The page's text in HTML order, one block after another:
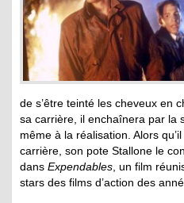
de s’être teinté les cheveux en
sa carrière, il enchaînera par la
même à la réalisation. Alors
carrière, son pote Stallone le
dans Expendables , un film
stars des films d’action des